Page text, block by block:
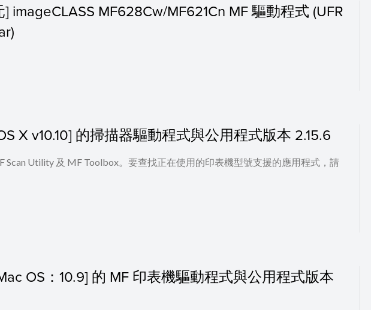
imageCLASS MF628Cw/MF621Cn MF 驅動程式 (UFR
X v10.10] 的掃描器驅動程式與公用程式版本 2.15.6
Scan Utility 及 MF Toolbox。要查找正在使用的印表機型號支援的應用程式，請
OS：10.9] 的 MF 印表機驅動程式與公用程式版本